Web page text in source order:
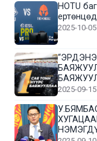
HOTU
2025-10-05
2025-09-15